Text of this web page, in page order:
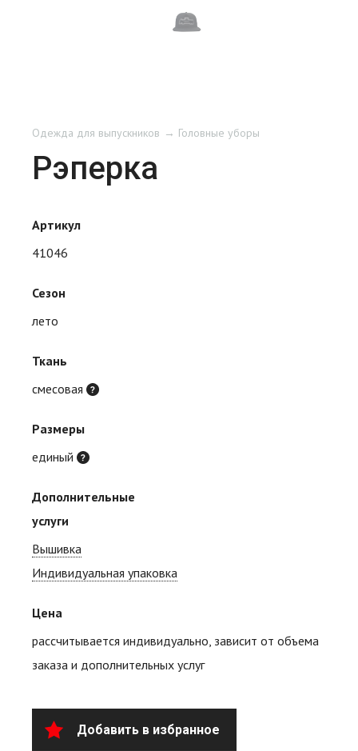
Одежда для выпускников Головные уборы
Рэперка
Артикул
41046
Сезон
лето
Ткань
смесовая
Размеры
единый
Дополнительные
услуги
Вышивка
Индивидуальная упаковка
Цена
рассчитывается индивидуально, зависит от объема
заказа и дополнительных услуг
Добавить в избранное